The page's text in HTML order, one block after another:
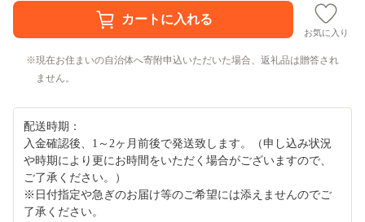
お気に入り
現在お住まいの自治体へ寄附申込いただいた場合、返礼品は贈答され
ません。
配送時期：
入金確認後、1～2ヶ月前後で発送致します。（申し込み状況
や時期により更にお時間をいただく場合がございますので、
ご了承ください。）
※日付指定や急ぎのお届け等のご希望には添えませんのでご
了承ください。